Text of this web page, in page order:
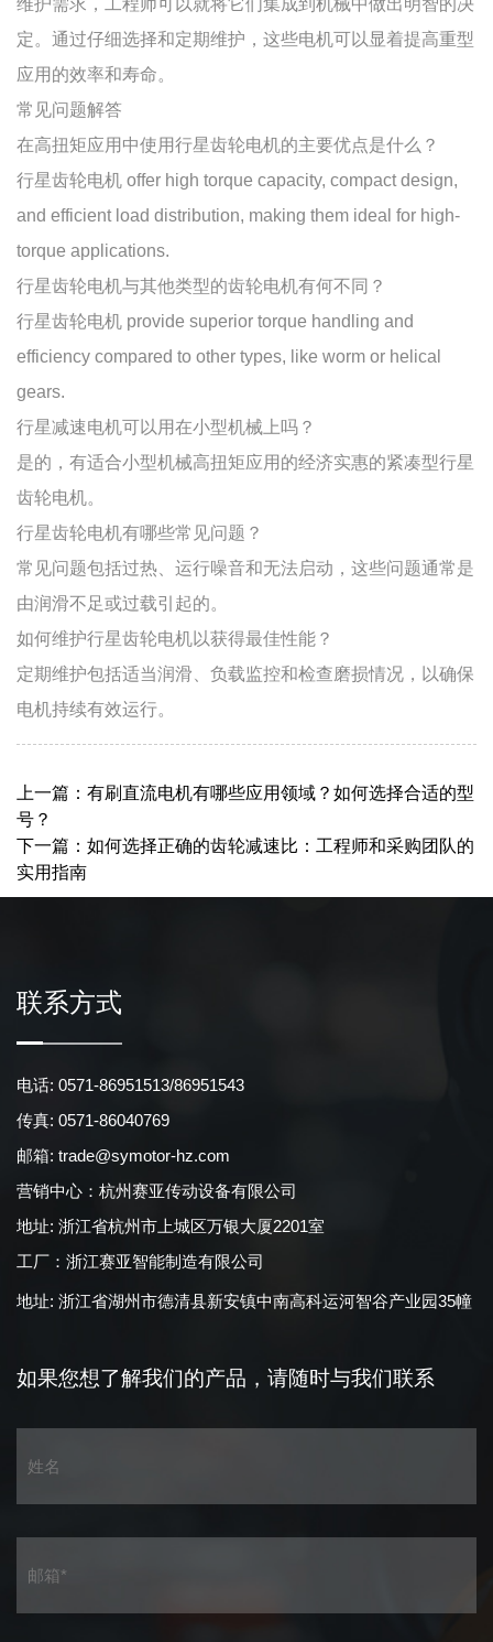
维护需求，工程师可以就将它们集成到机械中做出明智的决
定。通过仔细选择和定期维护，这些电机可以显着提高重型
应用的效率和寿命。
常见问题解答
在高扭矩应用中使用行星齿轮电机的主要优点是什么？
行星齿轮电机 offer high torque capacity, compact design,
and efficient load distribution, making them ideal for high-
torque applications.
行星齿轮电机与其他类型的齿轮电机有何不同？
行星齿轮电机 provide superior torque handling and
efficiency compared to other types, like worm or helical
gears.
行星减速电机可以用在小型机械上吗？
是的，有适合小型机械高扭矩应用的经济实惠的紧凑型行星
齿轮电机。
行星齿轮电机有哪些常见问题？
常见问题包括过热、运行噪音和无法启动，这些问题通常是
由润滑不足或过载引起的。
如何维护行星齿轮电机以获得最佳性能？
定期维护包括适当润滑、负载监控和检查磨损情况，以确保
电机持续有效运行。
上一篇：有刷直流电机有哪些应用领域？如何选择合适的型
号？
下一篇：如何选择正确的齿轮减速比：工程师和采购团队的
实用指南
联系方式
电话: 0571-86951513/86951543
传真: 0571-86040769
邮箱: trade@symotor-hz.com
营销中心：杭州赛亚传动设备有限公司
地址: 浙江省杭州市上城区万银大厦2201室
工厂：浙江赛亚智能制造有限公司
地址: 浙江省湖州市德清县新安镇中南高科运河智谷产业园35幢
如果您想了解我们的产品， 请随时与我们联系